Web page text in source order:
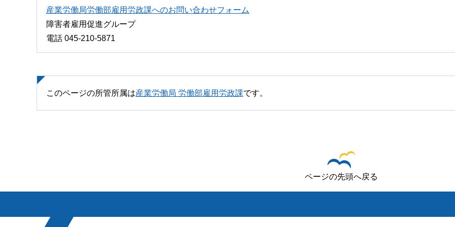
産業労働局労働部雇用労政課へのお問い合わせフォーム
障害者雇用促進グループ
電話 045-210-5871
このページの所管所属は産業労働局 労働部雇用労政課です。
ページの先頭へ戻る